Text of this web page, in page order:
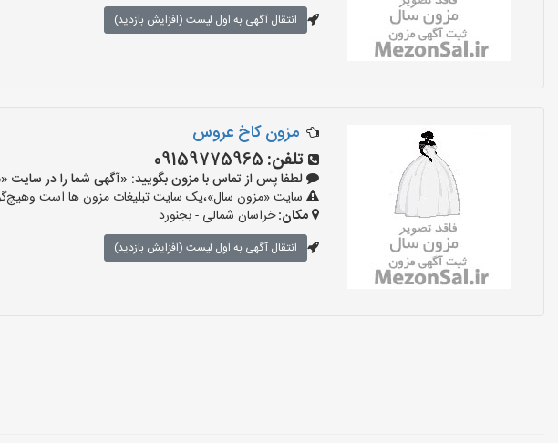
انتقال آگهی به اول لیست (افزایش بازدید)
مزون کاخ عروس
تلفن: 09159775965
لطفا پس از تماس با مزون بگویید: «آگهی شما را در سایت «مزون
سایت «مزون سال»،یک سایت تبلیغات مزون ها است
مکان:خراسان شمالی - بجنورد
انتقال آگهی به اول لیست (افزایش بازدید)